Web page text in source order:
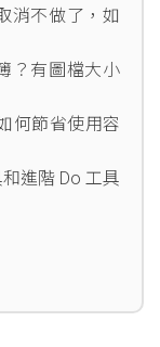
消不做了，如
？有圖檔大小
何節省使用容
進階 Do 工具